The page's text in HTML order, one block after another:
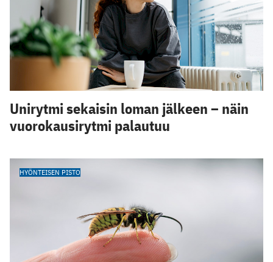
Unirytmi sekaisin loman jälkeen – näin
vuorokausirytmi palautuu
HYÖNTEISEN PISTO